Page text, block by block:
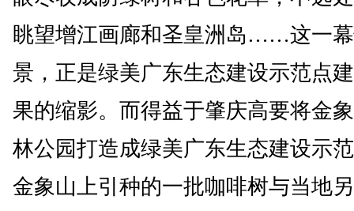
眺望增江画廊和圣皇洲岛……这一
景，正是绿美广东生态建设示范点
果的缩影。而得益于肇庆高要将金
林公园打造成绿美广东生态建设示
金象山上引种的一批咖啡树与当地